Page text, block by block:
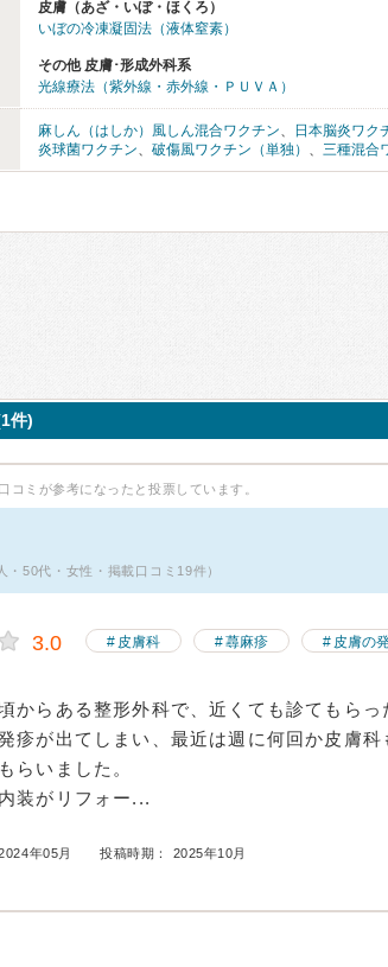
皮膚（あざ・いぼ・ほくろ）
いぼの冷凍凝固法（液体窒素）
その他 皮膚･形成外科系
光線療法（紫外線・赤外線・ＰＵＶＡ）
麻しん（はしか）風しん混合ワクチン、 日本脳炎ワク
炎球菌ワクチン、 破傷風ワクチン（単独） 、 三種混合
件)
コミが参考になったと投票しています。
・50代・女性・掲載口コミ19件）
3.0 皮膚科 蕁麻疹 皮膚の
からある整形外科で、近くても診てもらっ
疹が出てしまい、最近は週に何回か皮膚
らいました。
装がリフォー...
年05月 投稿時期： 2025年10月